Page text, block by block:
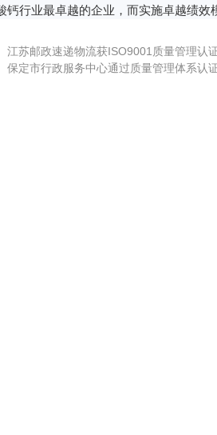
钙行业最卓越的企业，而实施卓越绩效
江苏邮政速递物流获ISO9001质量管理认
保定市行政服务中心通过质量管理体系认